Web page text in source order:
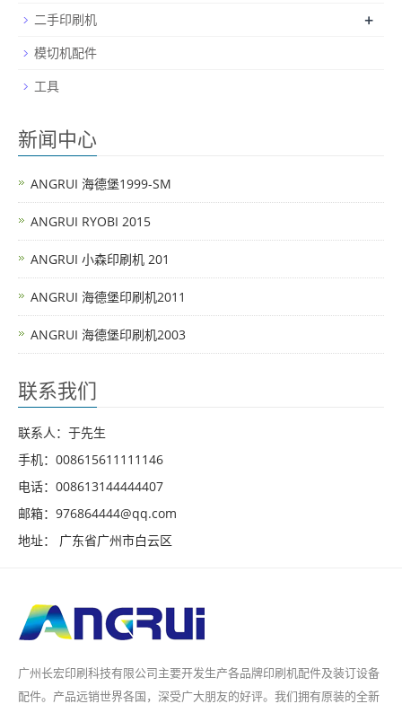
二手印刷机
+
模切机配件
工具
新闻中心
ANGRUI 海德堡1999-SM
ANGRUI RYOBI 2015
ANGRUI 小森印刷机 201
ANGRUI 海德堡印刷机2011
ANGRUI 海德堡印刷机2003
联系我们
联系人：于先生
手机：008615611111146
电话：008613144444407
邮箱：976864444@qq.com
地址： 广东省广州市白云区
广州长宏印刷科技有限公司主要开发生产各品牌印刷机配件及装订设备
配件。产品远销世界各国，深受广大朋友的好评。我们拥有原装的全新